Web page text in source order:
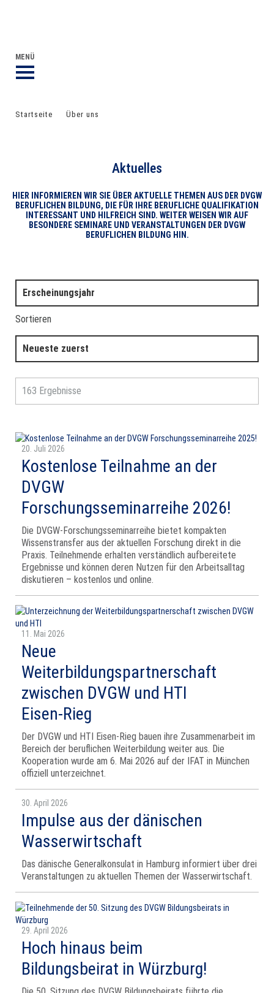
MENÜ
Startseite Über uns
Aktuelles
HIER INFORMIEREN WIR SIE ÜBER AKTUELLE THEMEN AUS DER DVGW
BERUFLICHEN BILDUNG, DIE FÜR IHRE BERUFLICHE QUALIFIKATION
INTERESSANT UND HILFREICH SIND. WEITER WEISEN WIR AUF
BESONDERE SEMINARE UND VERANSTALTUNGEN DER DVGW
BERUFLICHEN BILDUNG HIN.
Erscheinungsjahr
Sortieren
Neueste zuerst
163 Ergebnisse
20. Juli 2026
Kostenlose Teilnahme an der
DVGW
Forschungsseminarreihe 2026!
Die DVGW-Forschungsseminarreihe bietet kompakten
Wissens­transfer aus der aktuellen Forschung direkt in die
Praxis. Teilnehmende erhalten verständlich aufbereitete
Ergebnisse und können deren Nutzen für den Arbeitsalltag
diskutieren – kostenlos und online.
11. Mai 2026
Neue
Weiterbildungspartnerschaft
zwischen DVGW und HTI
Eisen‑Rieg
Der DVGW und HTI Eisen‑Rieg bauen ihre Zusammenarbeit im
Bereich der beruflichen Weiterbildung weiter aus. Die
Kooperation wurde am 6. Mai 2026 auf der IFAT in München
offiziell unterzeichnet.
30. April 2026
Impulse aus der dänischen
Wasserwirtschaft
Das dänische Generalkonsulat in Hamburg informiert über drei
Veranstaltungen zu aktuellen Themen der Wasserwirtschaft.
29. April 2026
Hoch hinaus beim
Bildungsbeirat in Würzburg!